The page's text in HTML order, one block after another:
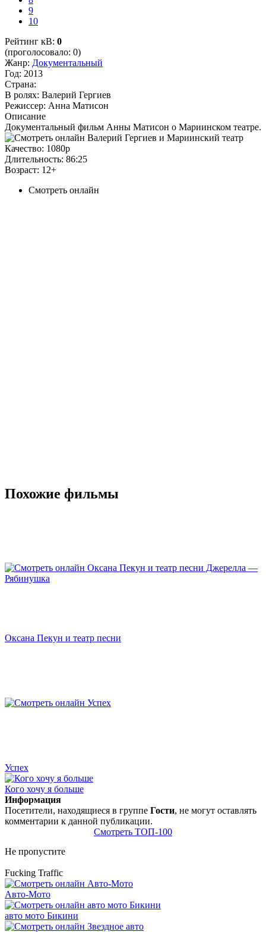
9
10
Рейтинг кВ: 0
(проголосовало: 0)
Жанр: Документальный
Год: 2013
Страна:
В ролях: Валерий Гергиев
Режиссер: Анна Матисон
Описание
Документальный фильм Анны Матисон о Мариинском театре.
Качество: 1080p
Длительность: 86:25
Возраст: 12+
Смотреть онлайн
Похожие фильмы
Оксана Пекун и театр песни
Успех
Кого хочу я больше
Информация
Посетители, находящиеся в группе Гости, не могут оставлять
комментарии к данной публикации.
Смотреть ТОП-100
Не пропустите
Fucking Traffic
Авто-Мото
авто мото Бикини